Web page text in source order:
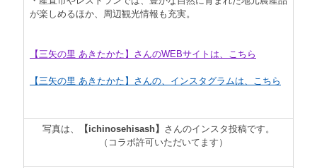
が楽しめるほか、周辺観光情報も充実。
【三矢の里 あきたかた】さんのWEBサイトは、こちら
【三矢の里 あきたかた】さんの、インスタグラムは、こちら
写真は、 【ichinosehisash】 さんのインスタ投稿です。
（コラボ許可いただいてます）